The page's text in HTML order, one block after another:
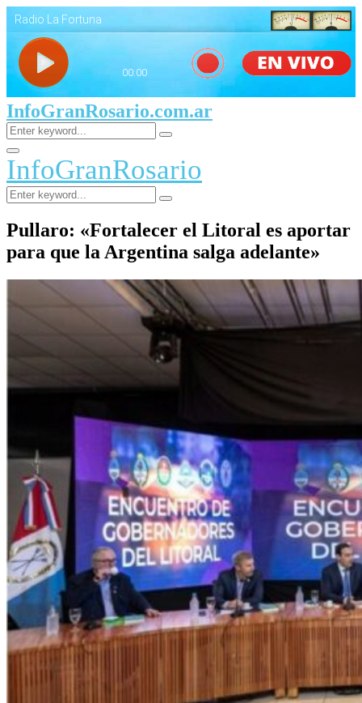
InfoGranRosario.com.ar
Search
for:
Search
Facebook
Twitter
Youtube
Primary
Menu
InfoGranRosario
Search
for:
Search
Pullaro: «Fortalecer el Litoral es aportar
para que la Argentina salga adelante»